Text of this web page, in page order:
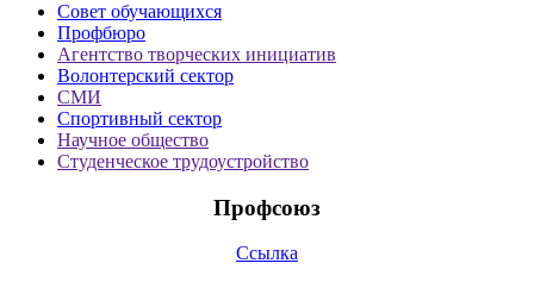
Совет обучающихся
Профбюро
Агентство творческих инициатив
Волонтерский сектор
СМИ
Спортивный сектор
Научное общество
Студенческое трудоустройство
Профсоюз
Ссылка